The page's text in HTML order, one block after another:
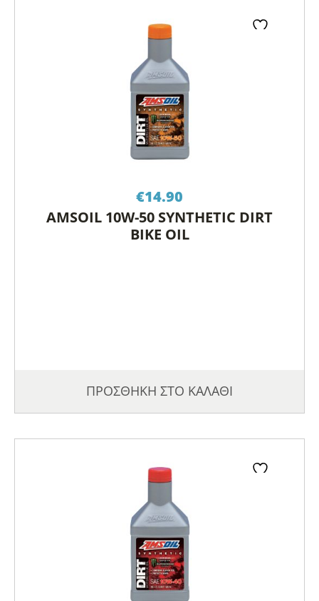
€14.90
AMSOIL 10W-50 SYNTHETIC DIRT
BIKE OIL
ΠΡΟΣΘΗΚΗ ΣΤΟ ΚΑΛΑΘΙ